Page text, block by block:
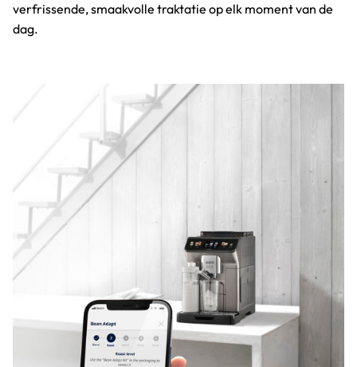
verfrissende, smaakvolle traktatie op elk moment van de
dag.